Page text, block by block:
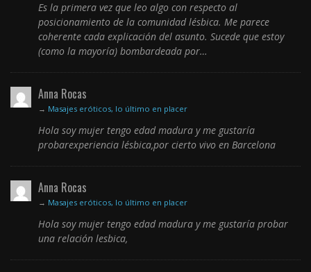
Es la primera vez que leo algo con respecto al
posicionamiento de la comunidad lésbica. Me parece
coherente cada explicación del asunto. Sucede que estoy
(como la mayoría) bombardeada por…
Anna Rocas
→ Masajes eróticos, lo último en placer
Hola soy mujer tengo edad madura y me gustaría
probarexperiencia lésbica,por cierto vivo en Barcelona
Anna Rocas
→ Masajes eróticos, lo último en placer
Hola soy mujer tengo edad madura y me gustaría probar
una relación lesbica,